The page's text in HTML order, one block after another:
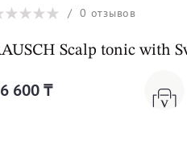
/0 отзывов
Scalp tonic with
600 ₸